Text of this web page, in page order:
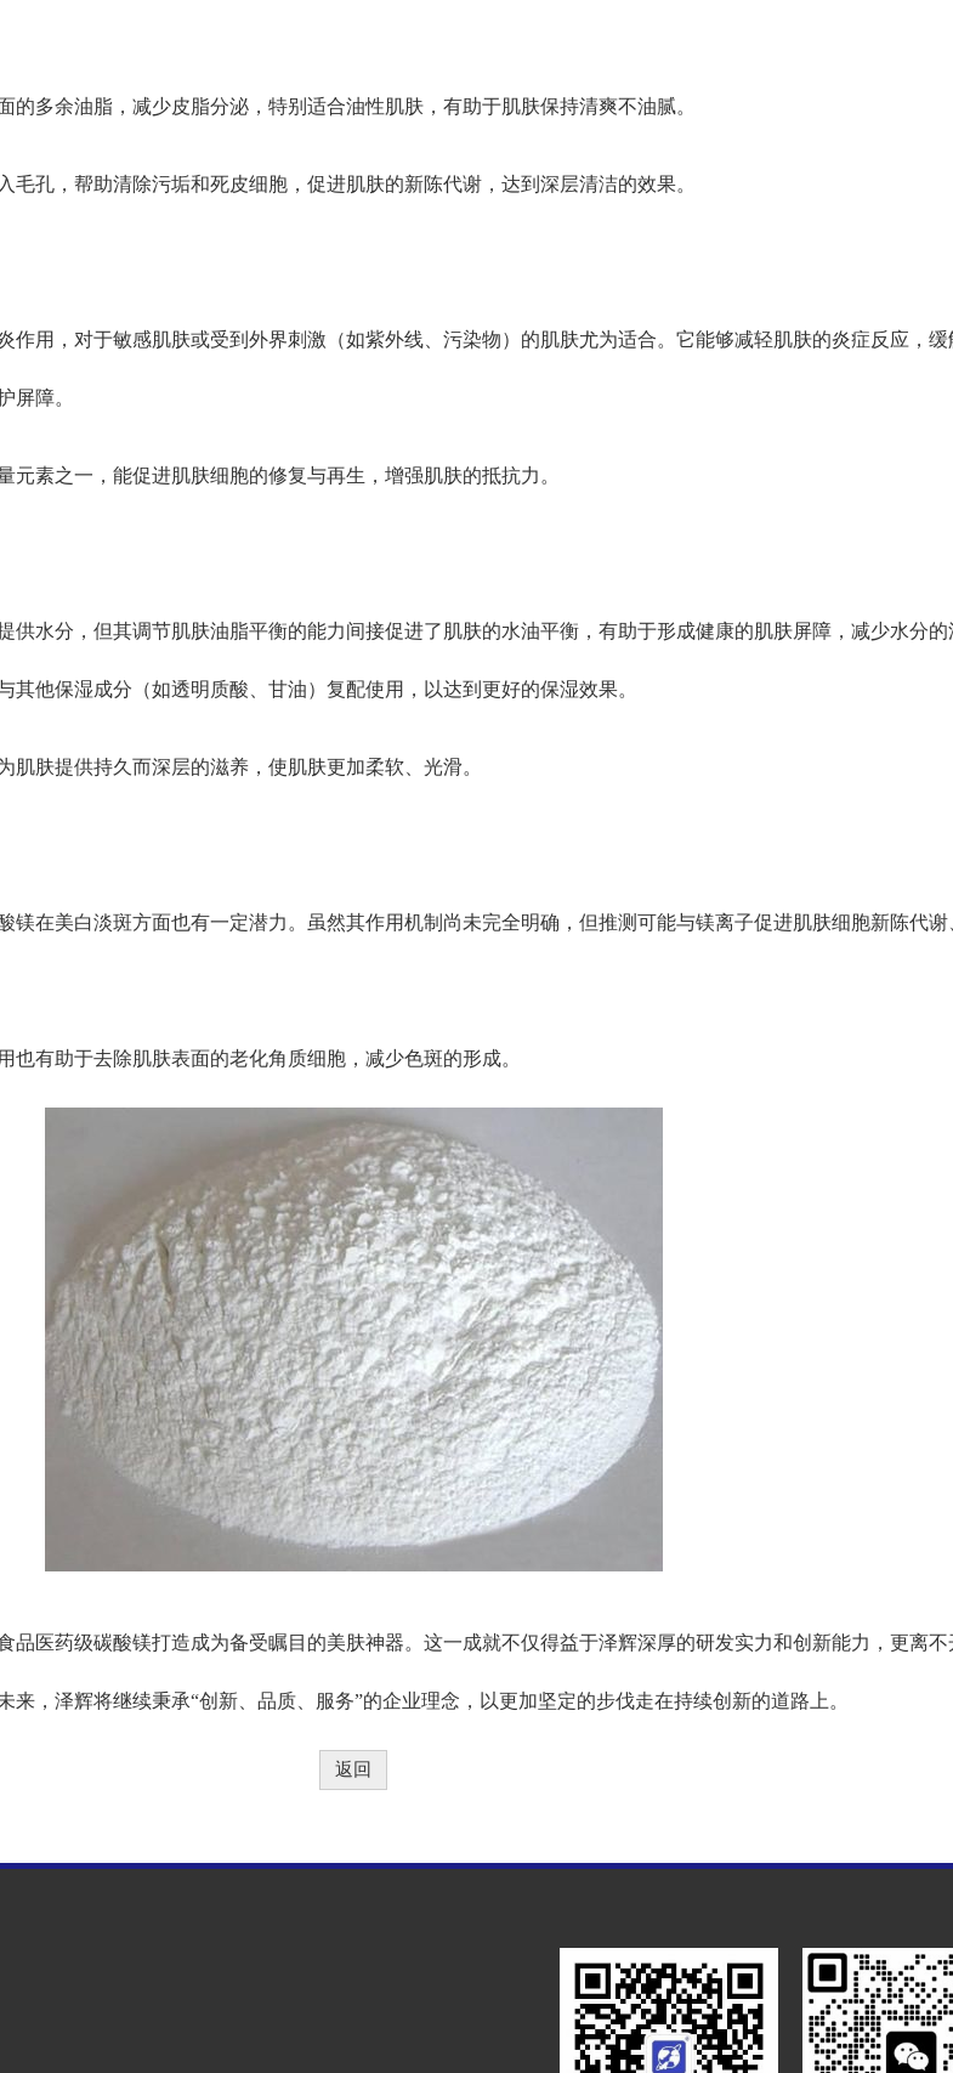
的多余油脂，减少皮脂分泌，特别适合油性肌肤，有助于肌肤保持清爽不油腻。
毛孔，帮助清除污垢和死皮细胞，促进肌肤的新陈代谢，达到深层清洁的效果。
作用，对于敏感肌肤或受到外界刺激（如紫外线、污染物）的肌肤尤为适合。它能够减轻肌肤的炎症反应，缓
屏障。
元素之一，能促进肌肤细胞的修复与再生，增强肌肤的抵抗力。
供水分，但其调节肌肤油脂平衡的能力间接促进了肌肤的水油平衡，有助于形成健康的肌肤屏障，减少水分的
其他保湿成分（如透明质酸、甘油）复配使用，以达到更好的保湿效果。
肌肤提供持久而深层的滋养，使肌肤更加柔软、光滑。
镁在美白淡斑方面也有一定潜力。虽然其作用机制尚未完全明确，但推测可能与镁离子促进肌肤细胞新陈代谢
也有助于去除肌肤表面的老化角质细胞，减少色斑的形成。
品医药级碳酸镁打造成为备受瞩目的美肤神器。这一成就不仅得益于泽辉深厚的研发实力和创新能力，更离不
来，泽辉将继续秉承“创新、品质、服务”的企业理念，以更加坚定的步伐走在持续创新的道路上。
返回